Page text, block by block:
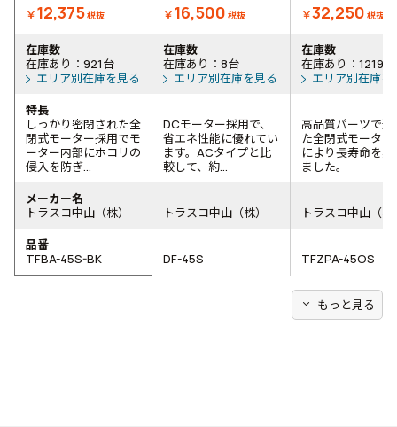
￥12,375税抜 ￥16,500 税抜 ￥32,250 税抜
在庫数
在庫あり：921台
エリア別在庫を見る
在庫数
在庫あり：8台
エリア別在庫を見る
在庫数
在庫あり：1219台
エリア別在庫を
特長
しっかり密閉された全
閉式モーター採用でモ
ーター内部にホコリの
侵入を防ぎ...
DCモーター採用で、
省エネ性能に優れてい
ます。ACタイプと比
較して、約...
高品質パーツで形
た全閉式モーター
により長寿命を実
ました。
メーカー名
トラスコ中山（株）
トラスコ中山（株）
トラスコ中山（株
品番
TFBA-45S-BK
DF-45S TFZPA-45OS
expand_more もっと見る